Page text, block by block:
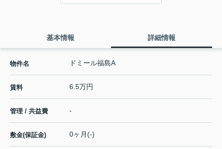
基本情報 詳細情報
物件名 ドミール福島A
賃料 6.5万円
管理 / 共益費 -
敷金(保証金) 0ヶ月(-)